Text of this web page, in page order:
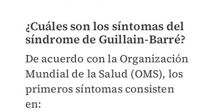
¿Cuáles son los síntomas del
síndrome de Guillain-Barré?
De acuerdo con la Organización
Mundial de la Salud (OMS), los
primeros síntomas consisten
en: